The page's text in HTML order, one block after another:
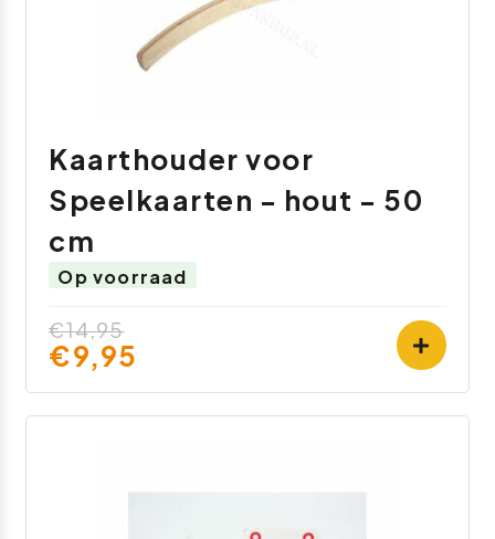
Kaarthouder voor
Speelkaarten - hout - 50
cm
Op voorraad
€14,95
€9,95